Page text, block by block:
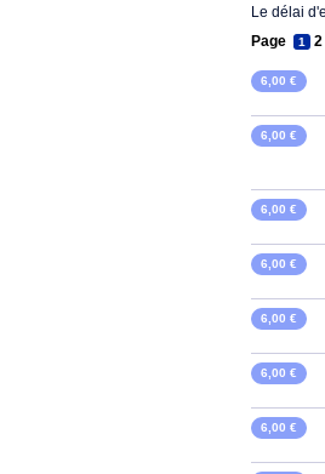
Le délai
Page
1 2
6,00 €
6,00 €
6,00 €
6,00 €
6,00 €
6,00 €
6,00 €